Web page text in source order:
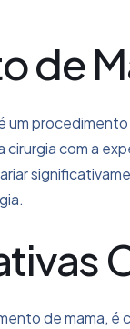
de
um
cirurgia com a
de mama,